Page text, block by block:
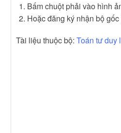
Bấm chuột phải vào hình
Hoặc đăng ký nhận bộ
Tài liệu thuộc bộ:Toán tư duy